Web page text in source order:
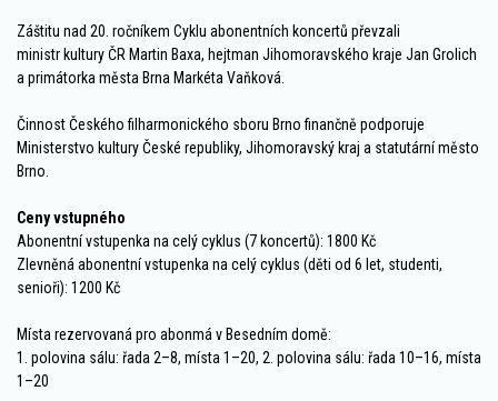
Záštitu nad 20. ročníkem Cyklu abonentních koncertů převzali
ministr kultury ČR Martin Baxa, hejtman Jihomoravského kraje Jan Grolich
a primátorka města Brna Markéta Vaňková.
Činnost Českého filharmonického sboru Brno finančně podporuje
Ministerstvo kultury České republiky, Jihomoravský kraj a statutární město
Brno.
Ceny vstupného
Abonentní vstupenka na celý cyklus (7 koncertů): 1800 Kč
Zlevněná abonentní vstupenka na celý cyklus (děti od 6 let, studenti,
senioři): 1200 Kč
Místa rezervovaná pro abonmá v Besedním domě:
1. polovina sálu: řada 2–8, místa 1–20, 2. polovina sálu: řada 10–16, místa
1–20